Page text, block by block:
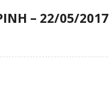
– 22/05/2017